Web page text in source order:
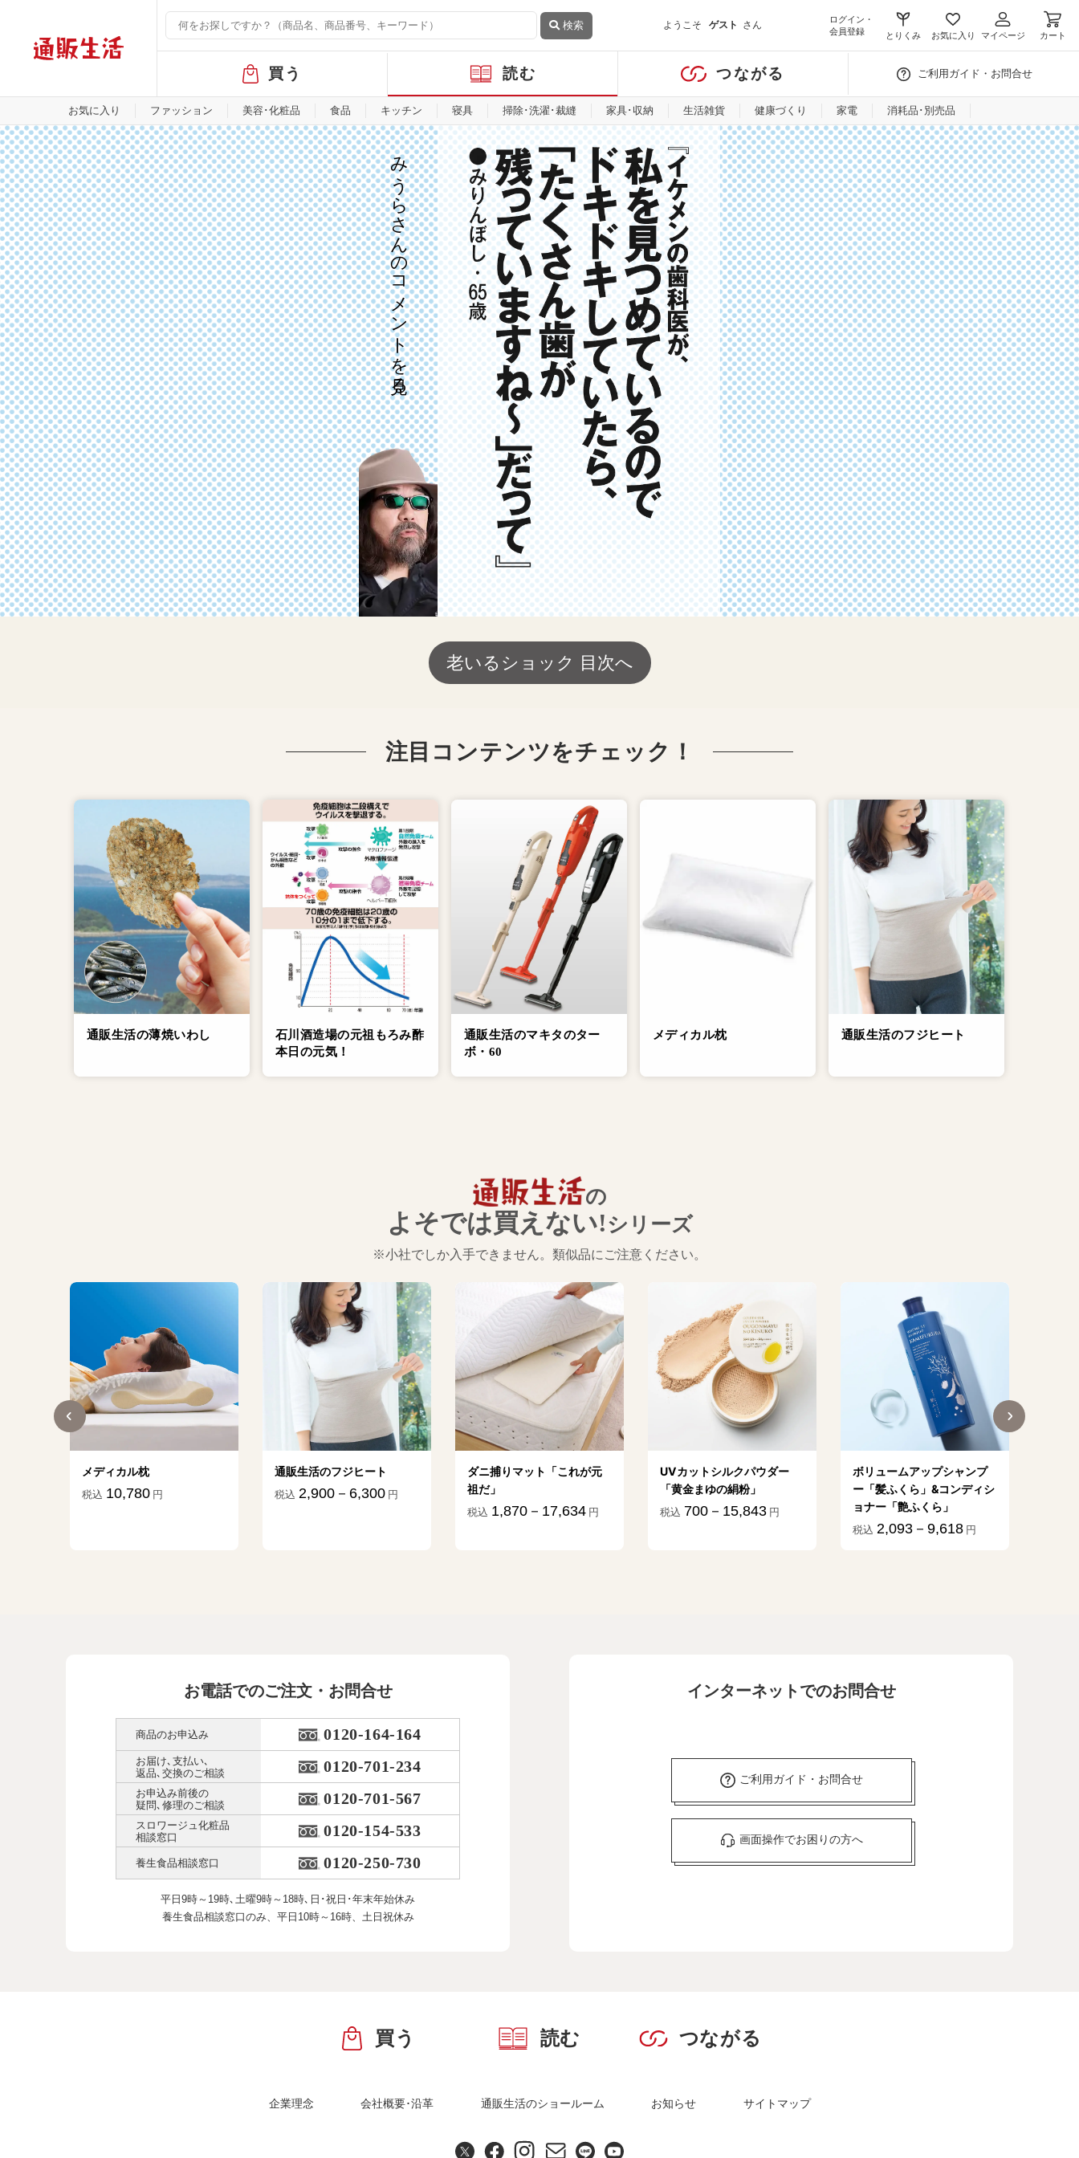
検索 ようこそ ゲスト さん
ログイン・
会員登録
とりくみ お気に入り マイページ カート
バ
ル
メ
ニ
ュ
ー
買う 読む つながる ご利用ガイド・お問合せ
お気に入り ファッション 美容･化粧品 食品 キッチン 寝具 掃除･洗濯･裁縫 家具･収納 生活雑貨 健康づくり 家電 消耗品･別売品
みうらさんのコメントを見る
老いるショック 目次へ
注目コンテンツをチェック！
通販生活の薄焼いわし
石川酒造場の元祖もろみ酢
本日の元気！
通販生活のマキタのター
ボ・60
メディカル枕 通販生活のフジヒート
の
よそでは買えない!シリーズ
※小社でしか入手できません。類似品にご注意ください。
メディカル枕
税込 10,780 円
通販生活のフジヒート
税込 2,900－6,300 円
ダニ捕りマット「これが元
祖だ」
税込 1,870－17,634 円
UVカットシルクパウダー
「黄金まゆの絹粉」
税込 700－15,843 円
ボリュームアップシャンプ
ー「髪ふくら」&コンディシ
ョナー「艶ふくら」
税込 2,093－9,618 円
お電話でのご注文・お問合せ
商品のお申込み 0120-164-164
お届け､支払い､
返品､交換のご相談
0120-701-234
お申込み前後の
疑問､修理のご相談
0120-701-567
スロワージュ化粧品
相談窓口
0120-154-533
養生食品相談窓口 0120-250-730
平日9時～19時､土曜9時～18時､ 日･祝日･年末年始休み
養生食品相談窓口のみ、 平日10時～16時、土日祝休み
インターネットでのお問合せ
ご利用ガイド・お問合せ
画面操作でお困りの方へ
買う 読む つながる
企業理念 会社概要･沿革 通販生活のショールーム お知らせ サイトマップ